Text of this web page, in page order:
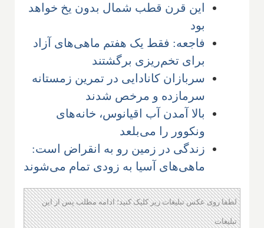
این قرن قطب شمال بدون یخ خواهد
بود
فاجعه: فقط یک هفتم ماهی‌های آزاد
برای تخم‌ریزی برگشتند
سربازان کانادایی در تمرین زمستانه
سرمازده و مرخص شدند
بالا آمدن آب اقیانوس، خانه‌های
ونکوور را می‌بلعد
زندگی در زمین رو به انقراض است:
ماهی‌های آسیا به زودی تمام می‌شوند
لطفا روی عکس تبلیغات زیر کلیک کنید؛ ادامه مطلب پس از این
تبلیغات